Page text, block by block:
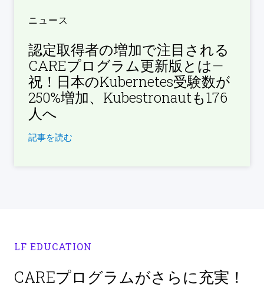
ニュース
認定取得者の増加で注目される
CAREプログラム更新版とは—
祝！日本のKubernetes受験数が
250%増加、Kubestronautも176
人へ
記事を読む
LF EDUCATION
CAREプログラムがさらに充実！